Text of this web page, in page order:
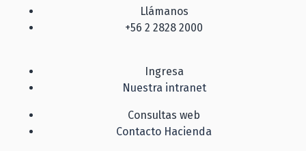
Llámanos
+56 2 2828 2000
Ingresa
Nuestra intranet
Consultas web
Contacto Hacienda